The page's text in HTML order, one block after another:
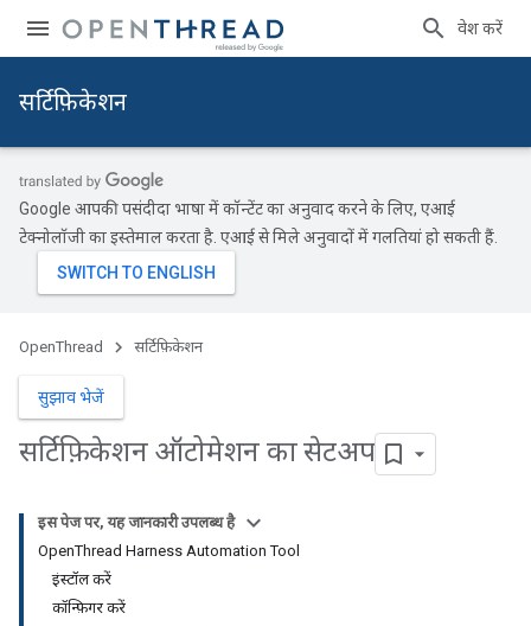
प्रवेश करें
सर्टिफ़िकेशन
Google आपकी पसंदीदा भाषा में कॉन्टेंट का अनुवाद करने के लिए, एआई
टेक्नोलॉजी का इस्तेमाल करता है. एआई से मिले अनुवादों में गलतियां हो सकती हैं.
OpenThread सर्टिफ़िकेशन
सुझाव भेजें
सर्टिफ़िकेशन ऑटोमेशन का सेटअप
इस पेज पर, यह जानकारी उपलब्ध है
OpenThread Harness Automation Tool
इंस्टॉल करें
कॉन्फ़िगर करें